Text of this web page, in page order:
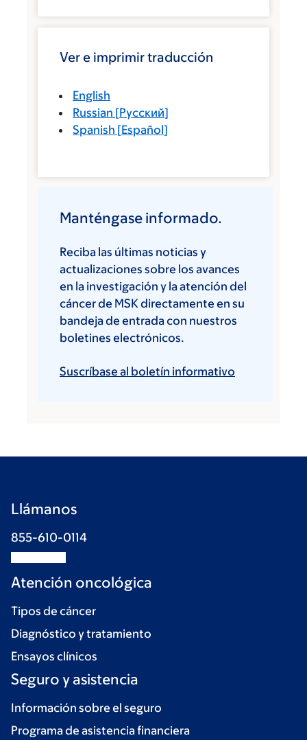
Ver e imprimir traducción
English
Russian [Русский]
Spanish [Español]
Manténgase informado.
Reciba las últimas noticias y
actualizaciones sobre los avances
en la investigación y la atención del
cáncer de MSK directamente en su
bandeja de entrada con nuestros
boletines electrónicos.
Suscríbase al boletín informativo
Llámanos
855-610-0114
Atención oncológica
Tipos de cáncer
Diagnóstico y tratamiento
Ensayos clínicos
Seguro y asistencia
Información sobre el seguro
Programa de asistencia financiera